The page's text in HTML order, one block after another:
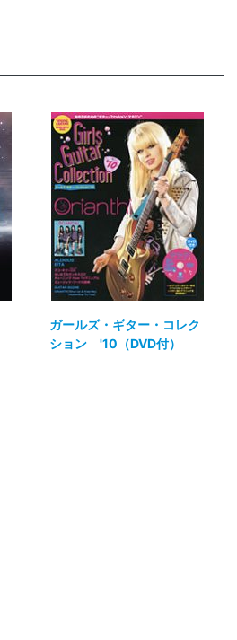
ガールズ・ギター・コレク
ション '10（DVD付）